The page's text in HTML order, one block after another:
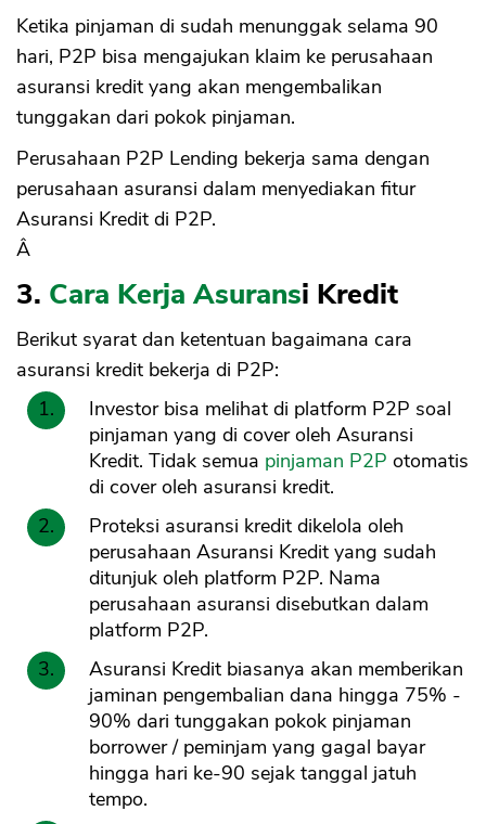
Ketika pinjaman di sudah menunggak selama 90
hari, P2P bisa mengajukan klaim ke perusahaan
asuransi kredit yang akan mengembalikan
tunggakan dari pokok pinjaman.
Perusahaan P2P Lending bekerja sama dengan
perusahaan asuransi dalam menyediakan fitur
Asuransi Kredit di P2P.
Â
3. Cara Kerja Asuransi Kredit
Berikut syarat dan ketentuan bagaimana cara
asuransi kredit bekerja di P2P:
Investor bisa melihat di platform P2P soal
pinjaman yang di cover oleh Asuransi
Kredit. Tidak semua pinjaman P2P otomatis
di cover oleh asuransi kredit.
Proteksi asuransi kredit dikelola oleh
perusahaan Asuransi Kredit yang sudah
ditunjuk oleh platform P2P. Nama
perusahaan asuransi disebutkan dalam
platform P2P.
Asuransi Kredit biasanya akan memberikan
jaminan pengembalian dana hingga 75% -
90% dari tunggakan pokok pinjaman
borrower / peminjam yang gagal bayar
hingga hari ke-90 sejak tanggal jatuh
tempo.